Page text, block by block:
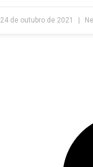
24 de outubro de 2021